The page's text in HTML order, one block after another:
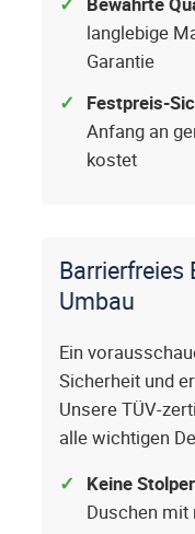
langlebige
Garantie
Festpreis-
Anfang an
kostet
Barrierfreies
Umbau
Ein
Sicherheit und
Unsere TÜV-
alle wichtigen
Keine
Duschen mit